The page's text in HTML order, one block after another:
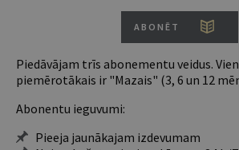
ABONĒT
Piedāvājam trīs abonementu veidus.
piemērotākais ir "Mazais" (3, 6 un 12
Abonentu ieguvumi:
Pieeja jaunākajam izdevumam